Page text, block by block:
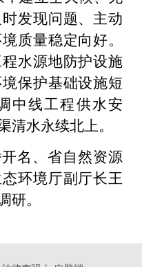
发现问题、主动
质量稳定向好。
水源地防护设施
保护基础设施短
中线工程供水安
水永续北上。
名、省自然资源
环境厅副厅长王
。